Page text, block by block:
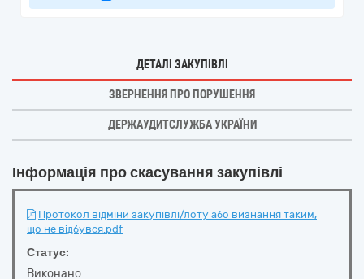
ДЕТАЛІ ЗАКУПІВЛІ
ЗВЕРНЕННЯ ПРО ПОРУШЕННЯ
ДЕРЖАУДИТСЛУЖБА УКРАЇНИ
Інформація про скасування закупівлі
Протокол відміни закупівлі/лоту або визнання таким,
що не відбувся.pdf
Статус:
Виконано